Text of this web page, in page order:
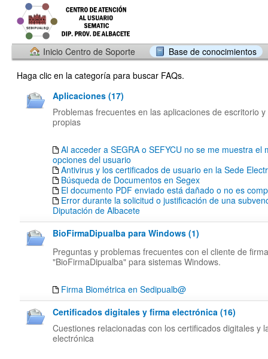
Inicio Centro de Soporte
Base de conocimientos
Haga clic en la categoría para buscar FAQs.
Aplicaciones (17)
Problemas frecuentes en las aplicaciones de escritorio
propias
Al acceder a SEGRA o SEFYCU no se me muestra el
opciones del usuario
Antivirus y los certificados de usuario en la Sede
Búsqueda de Documentos en Segex
El documento PDF enviado está dañado o no es
Error durante la solicitud o justificación de una
Diputación de Albacete
BioFirmaDipualba para Windows (1)
Preguntas y problemas frecuentes con el cliente de firma
"BioFirmaDipualba" para sistemas Windows.
Firma Biométrica en Sedipualb@
Certificados digitales y firma electrónica (16)
Cuestiones relacionadas con los certificados digitales y
electrónica